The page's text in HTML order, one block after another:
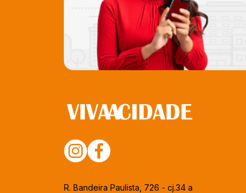
R. Bandeira Paulista, 726 - cj.34 a